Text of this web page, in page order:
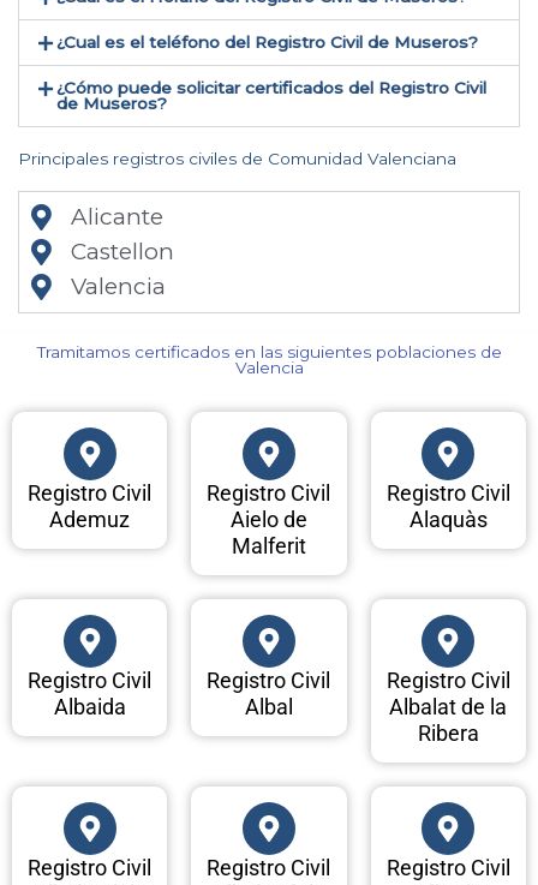
¿Cual es el teléfono del Registro Civil de Museros​?
¿Cómo puede solicitar certificados del Registro Civil
de Museros​?
Principales registros civiles de Comunidad Valenciana
Alicante
Castellon
Valencia
Tramitamos certificados en las siguientes poblaciones de
Valencia​
Registro Civil
Ademuz
Registro Civil
Aielo de
Malferit
Registro Civil
Alaquàs
Registro Civil
Albaida
Registro Civil
Albal
Registro Civil
Albalat de la
Ribera
Registro Civil
Registro Civil
Registro Civil